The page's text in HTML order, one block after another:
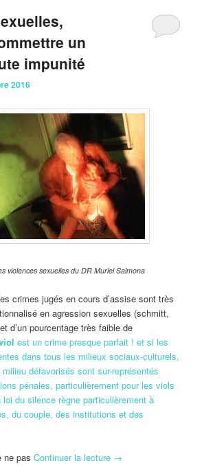
un
impunité
2016
violences sexuelles du DR Muriel Salmona
crimes jugés en cours d’assise sont très
en agression sexuelles (schmitt,
d’un pourcentage très faible de
est un crime presque parfait ! et si les
dans tous les milieux sociaux-culturels,
défavorisés sont sur-représentés
pénales, particulièrement pour les viols
du silence règne particulièrement à
du couple, des institutions et des
ne pasContinuer la lecture →